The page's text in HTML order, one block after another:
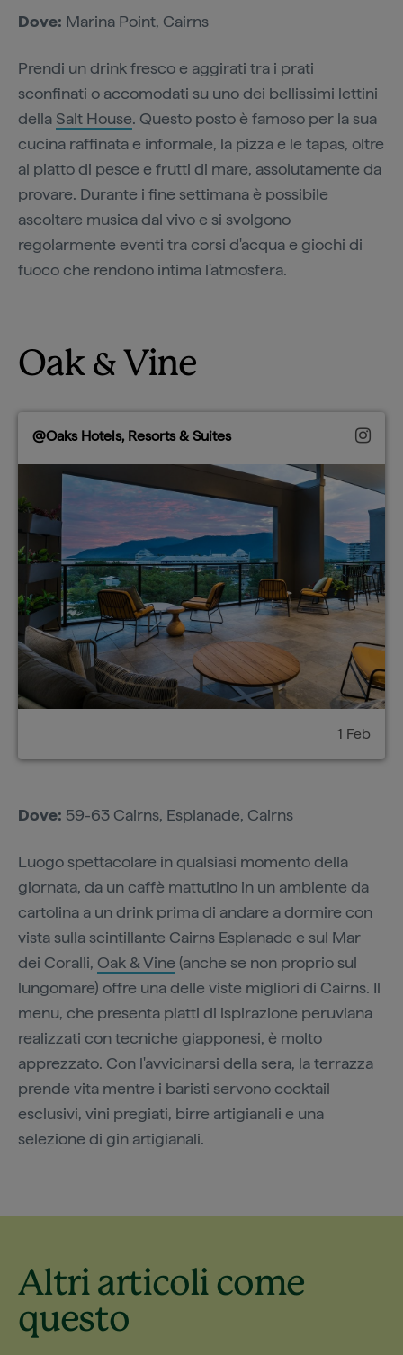
Dove: Marina Point, Cairns
Prendi un drink fresco e aggirati tra i prati
sconfinati o accomodati su uno dei bellissimi lettini
dellaSalt House. Questo posto è famoso per la sua
cucina raffinata e informale, la pizza e le tapas, oltre
al piatto di pesce e frutti di mare, assolutamente da
provare. Durante i fine settimana è possibile
ascoltare musica dal vivo e si svolgono
regolarmente eventi tra corsi d'acqua e giochi di
fuoco che rendono intima l'atmosfera.
Oak & Vine
@Oaks Hotels, Resorts & Suites
1 Feb
Dove: 59-63 Cairns, Esplanade, Cairns
Luogo spettacolare in qualsiasi momento della
giornata, da un caffè mattutino in un ambiente da
cartolina a un drink prima di andare a dormire con
vista sulla scintillante Cairns Esplanade e sul Mar
dei Coralli, Oak & Vine (anche se non proprio sul
lungomare) offre una delle viste migliori di Cairns. Il
menu, che presenta piatti di ispirazione peruviana
realizzati con tecniche giapponesi, è molto
apprezzato. Con l'avvicinarsi della sera, la terrazza
prende vita mentre i baristi servono cocktail
esclusivi, vini pregiati, birre artigianali e una
selezione di gin artigianali.
Altri articoli come
questo